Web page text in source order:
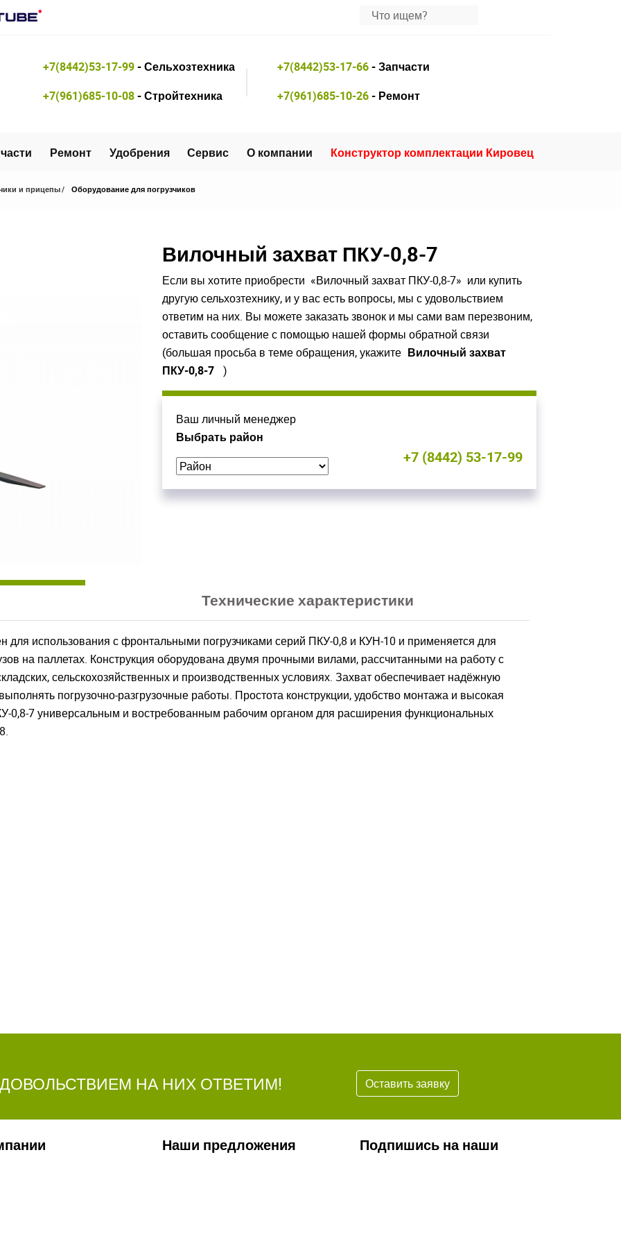
+7(8442)53-17-99- Сельхозтехника
+7(961)685-10-08- Стройтехника
+7(8442)53-17-66- Запчасти
+7(961)685-10-26- Ремонт
Ремонт Удобрения Сервис О компании Конструктор комплектации Кировец
и прицепы Оборудование для погрузчиков
Вилочный захват ПКУ-0,8-7
Если вы хотите приобрести «Вилочный захват ПКУ-0,8-7» или купить
другую сельхозтехнику, и у вас есть вопросы, мы с удовольствием
ответим на них. Вы можете заказать звонок и мы сами вам перезвоним,
оставить сообщение с помощью нашей формы обратной связи
(большая просьба в теме обращения, укажите Вилочный захват
ПКУ-0,8-7 )
Ваш личный менеджер
Выбрать район
+7 (8442) 53-17-99
Технические характеристики
для использования с фронтальными погрузчиками серий ПКУ-0,8 и КУН-10 и применяется для
на паллетах. Конструкция оборудована двумя прочными вилами, рассчитанными на работу с
сельскохозяйственных и производственных условиях. Захват обеспечивает надёжную
погрузочно-разгрузочные работы. Простота конструкции, удобство монтажа и высокая
0,8-7 универсальным и востребованным рабочим органом для расширения функциональных
НА НИХ ОТВЕТИМ! Оставить заявку
Наши предложения
Подпишись на наши
ВОЙТИ
пароль
Укажите вашу почту
для регистрации на сайте
ЗАРЕГИСТРИРОВАТЬСЯ
ВОЙТИ
пароль
Укажите вашу почту
для регистрации на сайте
ЗАРЕГИСТРИРОВАТЬСЯ